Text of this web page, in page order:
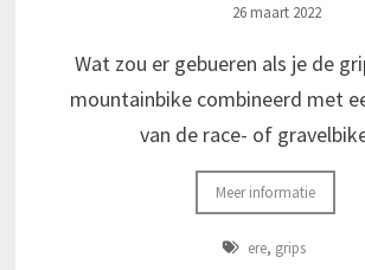
26 maart 2022
Wat zou er gebueren als je de
mountainbike combineerd met
van de race- of
Meer informatie
ere, grips